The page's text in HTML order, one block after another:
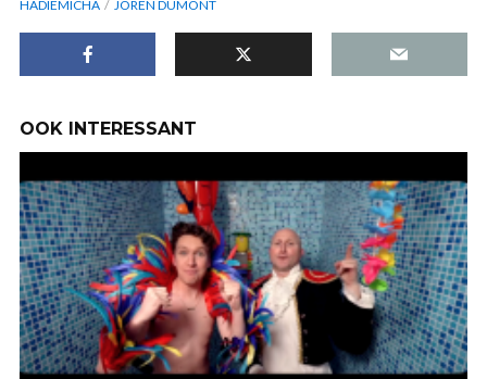
HADIEMICHA JOREN DUMONT
OOK INTERESSANT